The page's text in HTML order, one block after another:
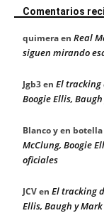
Comentarios
quimeraen Real
siguen mirando
Jgb3en El tracking
Boogie Ellis,
Blanco y en botella
McClung, Boogie
oficiales
JCVen El tracking
Ellis, Baugh y